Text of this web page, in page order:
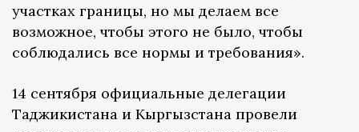
участках границы, но мы делаем все
возможное, чтобы этого не было, чтобы
соблюдались все нормы и требования».
14 сентября официальные делегации
Таджикистана и Кыргызстана провели